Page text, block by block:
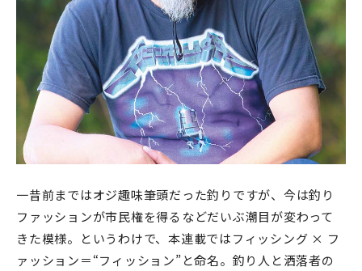
一昔前まではオジ趣味筆頭だった釣りですが、今は釣り
ファッションが市民権を得るなどだいぶ潮目が変わって
きた模様。というわけで、本連載ではフィッシング × フ
ァッション＝“フィッション”と命名。釣り人と洒落者の